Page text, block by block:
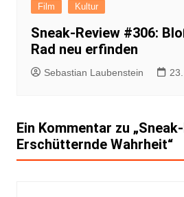
Film Kultur
Sneak-Review #306:
Rad neu erfinden
Sebastian Laubenstein
Ein Kommentar zu „
Erschütternde Wahrheit“